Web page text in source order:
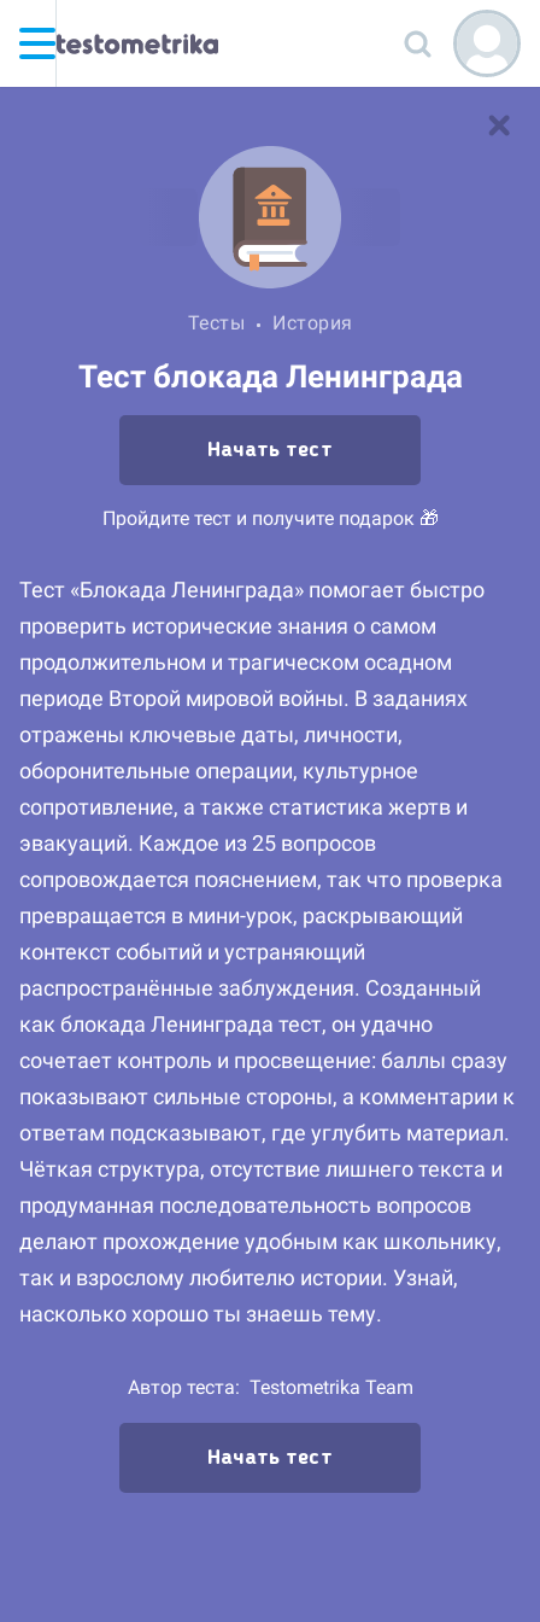
Тесты История
Тест блокада Ленинграда
Начать тест
Пройдите тест и получите подарок 🎁
Тест «Блокада Ленинграда» помогает быстро
проверить исторические знания о самом
продолжительном и трагическом осадном
периоде Второй мировой войны. В заданиях
отражены ключевые даты, личности,
оборонительные операции, культурное
сопротивление, а также статистика жертв и
эвакуаций. Каждое из 25 вопросов
сопровождается пояснением, так что проверка
превращается в мини-урок, раскрывающий
контекст событий и устраняющий
распространённые заблуждения. Созданный
как блокада Ленинграда тест, он удачно
сочетает контроль и просвещение: баллы сразу
показывают сильные стороны, а комментарии к
ответам подсказывают, где углубить материал.
Чёткая структура, отсутствие лишнего текста и
продуманная последовательность вопросов
делают прохождение удобным как школьнику,
так и взрослому любителю истории. Узнай,
насколько хорошо ты знаешь тему.
Автор теста: Testometrika Team
Начать тест